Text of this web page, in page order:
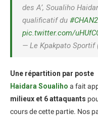
des A’, Soualiho
qualificatif du
pic.twitter.com/
— Le Kpakpato
Une répartition par poste
Haidara Soualiho a fait
milieux et 6 attaquants
cours de cette partie. Nos